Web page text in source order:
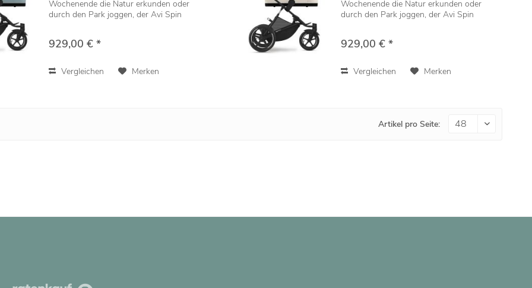
Wochenende die Natur erkunden oder
durch den Park joggen, der Avi Spin
Seine...
929,00 € *
Vergleichen Merken
Wochenende die Natur erkunden oder
durch den Park joggen, der Avi Spin
Seine...
929,00 € *
Vergleichen Merken
Artikel pro Seite: